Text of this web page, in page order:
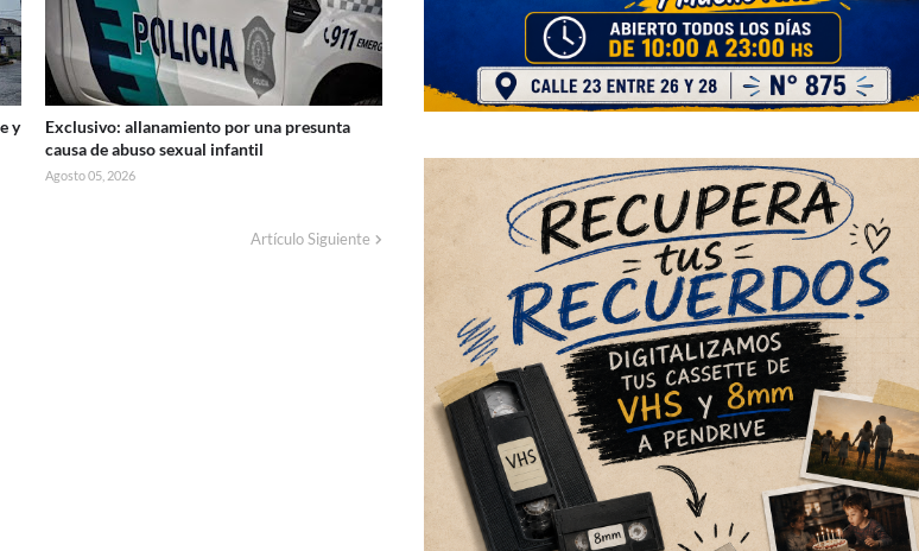
y
Exclusivo: allanamiento por una presunta
causa de abuso sexual infantil
Agosto 05, 2026
Artículo Siguiente